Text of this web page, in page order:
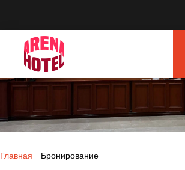
Главная – Бронирование